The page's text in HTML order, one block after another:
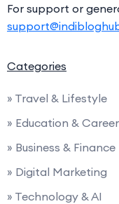
For support or
Categories
» Travel & Lifestyle
» Education & Career
» Business & Finance
» Digital Marketing
» Technology & AI